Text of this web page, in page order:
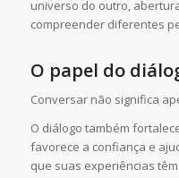
universo do outro,
compreender diferentes
O papel do
Conversar não significa
O diálogo também
favorece a confiança e
que suas experiências